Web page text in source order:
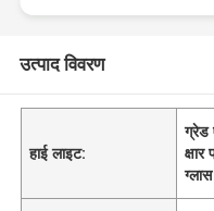
उत्पाद विवरण
हाई लाइट:
ग्रेड
क्षार